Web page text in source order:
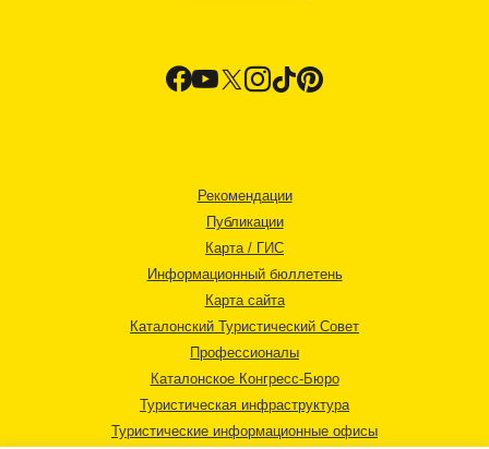
Рекомендации
Публикации
Карта / ГИС
Информационный бюллетень
Карта сайта
Каталонский Туристический Совет
Профессионалы
Каталонское Конгресс-Бюро
Туристическая инфраструктура
Туристические информационные офисы